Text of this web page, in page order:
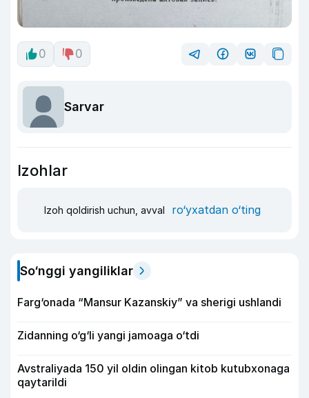
0 0
Sarvar
Izohlar
Izoh qoldirish uchun, avval ro‘yxatdan o‘ting
So‘nggi yangiliklar
Farg‘onada “Mansur Kazanskiy” va sherigi ushlandi
Zidanning o‘g‘li yangi jamoaga o‘tdi
Avstraliyada 150 yil oldin olingan kitob kutubxonaga
qaytarildi